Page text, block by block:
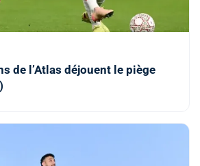
de l’Atlas déjouent le piège